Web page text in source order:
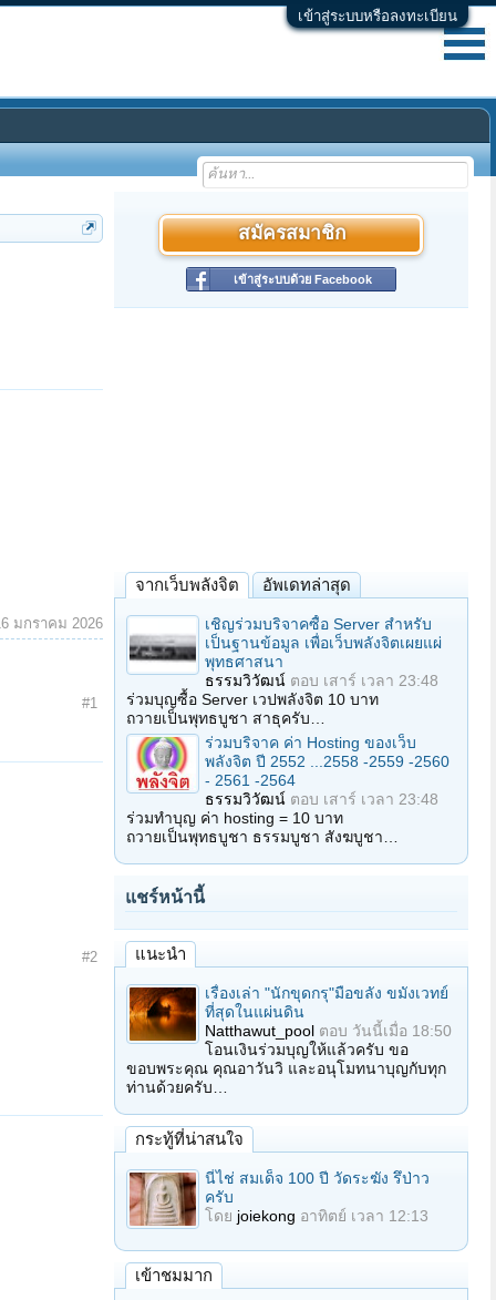
เข้าสู่ระบบหรือลงทะเบียน
มกราคม 2026
#1
#2
สมัครสมาชิก
เข้าสู่ระบบด้วย Facebook
จากเว็บพลังจิต อัพเดทล่าสุด
เชิญร่วมบริจาคซื้อ Server สำหรับ
เป็นฐานข้อมูล เพื่อเว็บพลังจิตเผยแผ่
พุทธศาสนา
ธรรมวิวัฒน์ ตอบ เสาร์ เวลา 23:48
ร่วมบุญซื้อ Server เวปพลังจิต 10 บาท
ถวายเป็นพุทธบูชา สาธุครับ…
ร่วมบริจาค ค่า Hosting ของเว็บ
พลังจิต ปี 2552 ...2558 -2559 -2560
- 2561 -2564
ธรรมวิวัฒน์ ตอบ เสาร์ เวลา 23:48
ร่วมทำบุญ ค่า hosting = 10 บาท
ถวายเป็นพุทธบูชา ธรรมบูชา สังฆบูชา…
แชร์หน้านี้
แนะนำ
เรื่องเล่า "นักขุดกรุ"มือขลัง ขมังเวทย์
ที่สุดในแผ่นดิน
Natthawut_pool ตอบ วันนี้เมื่อ 18:50
โอนเงินร่วมบุญให้แล้วครับ ขอ
ขอบพระคุณ คุณอาวันวิ และอนุโมทนาบุญกับทุก
ท่านด้วยครับ…
กระทู้ที่น่าสนใจ
นี่ไช่ สมเด็จ 100 ปี วัดระฆัง รึป่าว
ครับ
โดย joiekong อาทิตย์ เวลา 12:13
เข้าชมมาก